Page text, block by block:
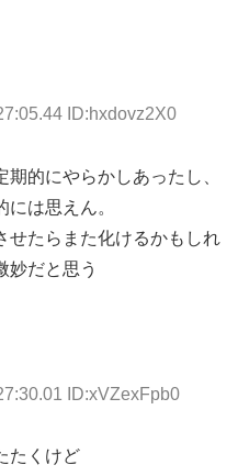
ID:hxdovz2X0
的にやらかしあったし、
は思えん。
せたらまた化けるかもしれ
妙だと思う
ID:xVZexFpb0
たくけど